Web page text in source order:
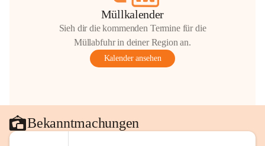
Müllkalender
Sieh dir die kommenden Termine für die
Müllabfuhr in deiner Region an.
Kalender ansehen
Bekanntmachungen